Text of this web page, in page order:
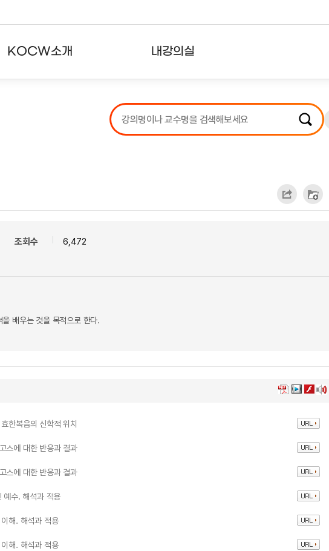
KOCW소개 내강의실
강의리스트
수강확인증강의
조회수 6,472
배우는 것을 목적으로 한다.
한복음의 신학적 위치
스에 대한 반응과 결과
스에 대한 반응과 결과
예수. 해석과 적용
해. 해석과 적용
해. 해석과 적용